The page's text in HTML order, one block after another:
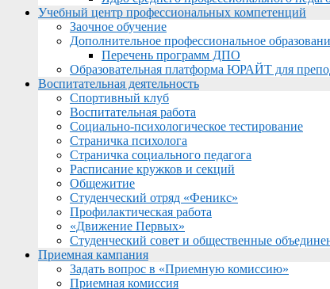
Учебный центр профессиональных компетенций
Заочное обучение
Дополнительное профессиональное
Перечень программ ДПО
Образовательная платформа ЮРАЙТ для
Воспитательная деятельность
Спортивный клуб
Воспитательная работа
Социально-психологическое тестирование
Страничка психолога
Страничка социального педагога
Расписание кружков и секций
Общежитие
Студенческий отряд «Феникс»
Профилактическая работа
«Движение Первых»
Студенческий совет и общественные
Приемная кампания
Задать вопрос в «Приемную комиссию»
Приемная комиссия